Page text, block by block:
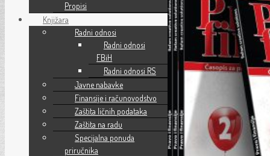
Propisi
Knjižara
Radni odnosi
Radni odnosi
FBiH
Radni odnosi RS
Javne nabavke
Finansije i računovodstvo
Zaštita ličnih podataka
Zaštita na radu
Specijalna ponuda
priručnika